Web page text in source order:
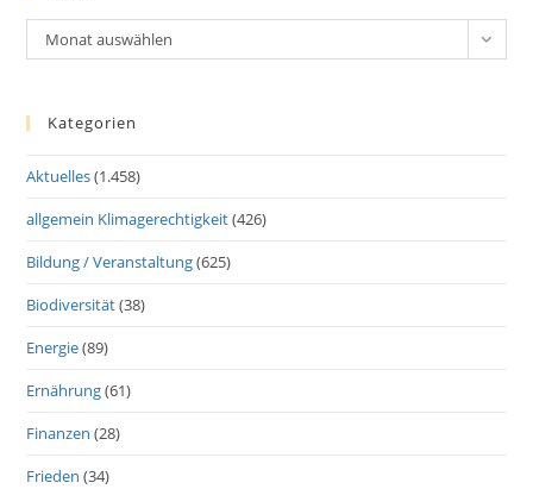
Archiv
Monat auswählen
Kategorien
Aktuelles(1.458)
allgemein Klimagerechtigkeit(426)
Bildung / Veranstaltung(625)
Biodiversität(38)
Energie(89)
Ernährung(61)
Finanzen (28)
Frieden (34)